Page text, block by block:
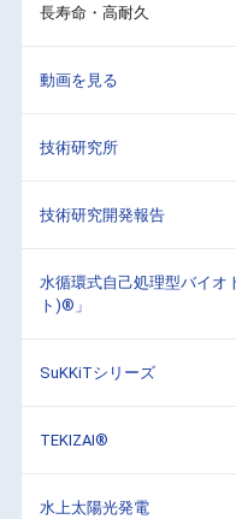
長寿命・高耐久
動画を見る
技術研究所
技術研究開発報告
水循環式自己処理型バイオ
ト)®」
SuKKiTシリーズ
TEKIZAI®
水上太陽光発電